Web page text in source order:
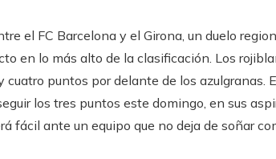
el FC Barcelona y el Girona, un duelo
en lo más alto de la clasificación. Los
puntos por delante de los azulgranas.
los tres puntos este domingo, en sus
fácil ante un equipo que no deja de soñar